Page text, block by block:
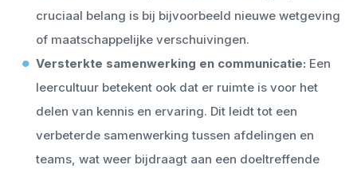
cruciaal belang is bij bijvoorbeeld nieuwe wetgeving
of maatschappelijke verschuivingen.
Versterkte samenwerking en communicatie: Een
leercultuur betekent ook dat er ruimte is voor het
delen van kennis en ervaring. Dit leidt tot een
verbeterde samenwerking tussen afdelingen en
teams, wat weer bijdraagt aan een doeltreffende